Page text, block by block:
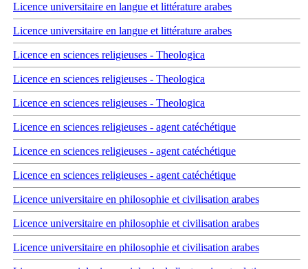
Licence universitaire en langue et littérature arabes
Licence universitaire en langue et littérature arabes
Licence en sciences religieuses - Theologica
Licence en sciences religieuses - Theologica
Licence en sciences religieuses - Theologica
Licence en sciences religieuses - agent catéchétique
Licence en sciences religieuses - agent catéchétique
Licence en sciences religieuses - agent catéchétique
Licence universitaire en philosophie et civilisation arabes
Licence universitaire en philosophie et civilisation arabes
Licence universitaire en philosophie et civilisation arabes